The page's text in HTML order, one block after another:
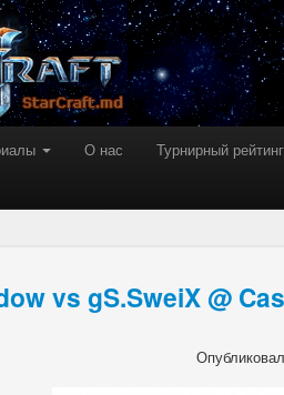
О нас Турнирный рейтинг
vs gS.SweiX @